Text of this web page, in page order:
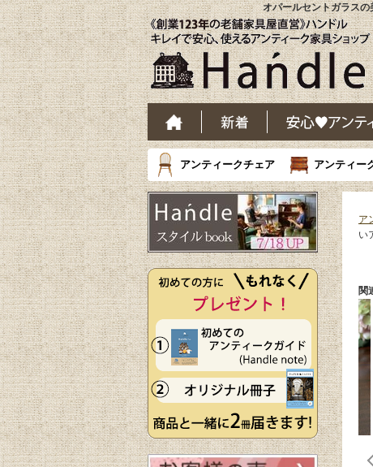
オパールセントガラス
アンティークチェア アンティー
ア
い
関